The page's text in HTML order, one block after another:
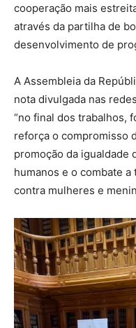
cooperação mais
através da partilha de
desenvolvimento de
A Assembleia da
nota divulgada nas
“no final dos trabalhos,
reforça o compromisso
promoção da igualdade
humanos e o combate
contra mulheres e